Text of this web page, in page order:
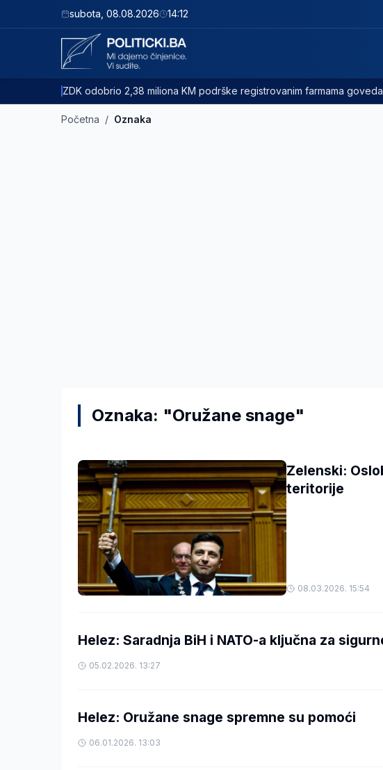
subota 08.08.2026 14:12
ZDK odobrio 2,38 miliona KM podrške registrovanim farmama goveda
Početna / Oznaka
Oznaka: "Oružane snage"
Zelenski:
teritorije
08.03.2026. 15:54
Helez: Saradnja BiH i NATO-a ključna za
05.02.2026. 13:27
Helez: Oružane snage spremne su pomoći
06.01.2026. 13:03